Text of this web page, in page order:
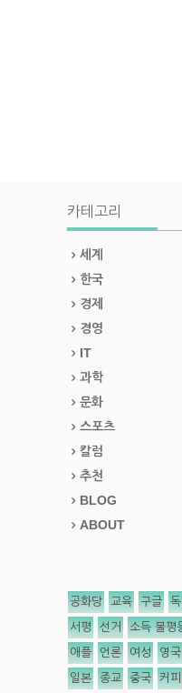
카테고리
세계
한국
경제
경영
IT
과학
문화
스포츠
칼럼
추천
BLOG
ABOUT
공화당 교육 구글
서평 선거 소득 불평
애플 언론 여성 영국
일본 종교 중국 커피